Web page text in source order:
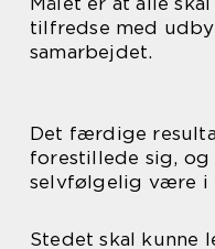
tilfredse med
samarbejdet.
Det færdige
forestillede sig, og
selvfølgelig være i
Stedet skal kunne